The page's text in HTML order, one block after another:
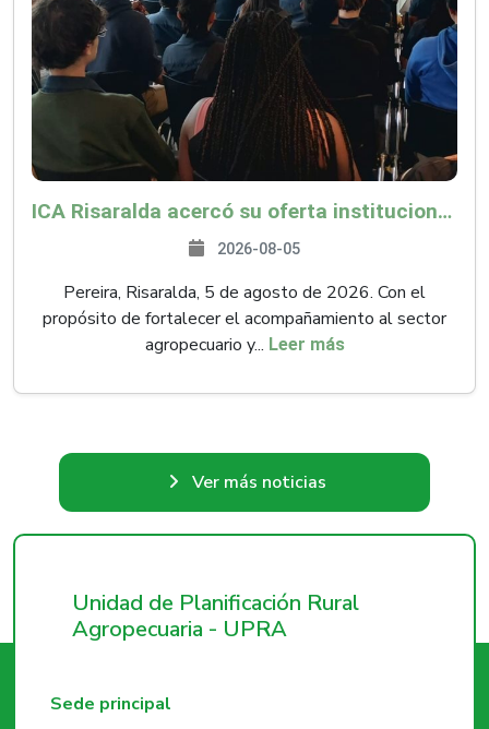
ICA Risaralda acercó su oferta institucional a productores y emprendedores en Expocamello
2026-08-05
Pereira, Risaralda, 5 de agosto de 2026. Con el
propósito de fortalecer el acompañamiento al sector
agropecuario y... Leer más
Ver más noticias
Unidad de Planificación Rural
Agropecuaria - UPRA
Sede principal